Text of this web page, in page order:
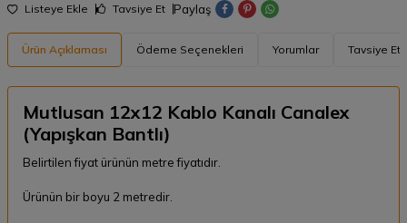
Listeye Ekle Tavsiye Et Paylaş
Ürün Açıklaması Ödeme Seçenekleri Yorumlar Tavsiye Et
Mutlusan 12x12 Kablo Kanalı Canalex
(Yapışkan Bantlı)
Belirtilen fiyat ürünün metre fiyatıdır.
Ürünün bir boyu 2 metredir.